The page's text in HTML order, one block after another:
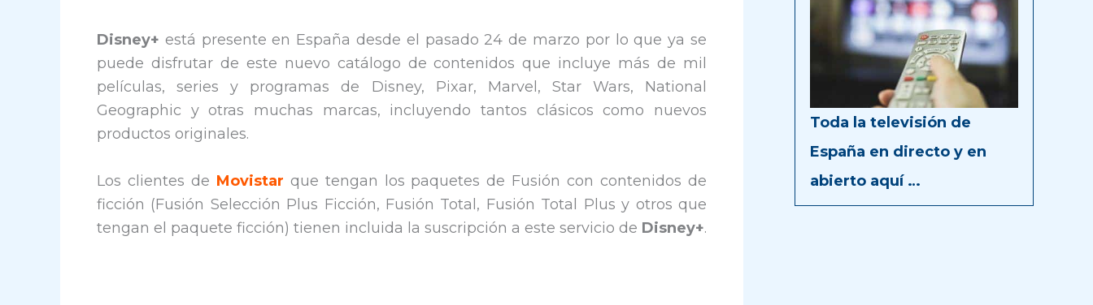
Disney+ está presente en España desde el pasado 24 de marzo por lo que ya se
puede disfrutar de este nuevo catálogo de contenidos que incluye más de mil
películas, series y programas de Disney, Pixar, Marvel, Star Wars, National
Geographic y otras muchas marcas, incluyendo tantos clásicos como nuevos
productos originales.
Los clientes de Movistar que tengan los paquetes de Fusión con contenidos de
ficción (Fusión Selección Plus Ficción, Fusión Total, Fusión Total Plus y otros que
tengan el paquete ficción) tienen incluida la suscripción a este servicio de Disney+.
Toda la televisión de
España en directo y en
abierto aquí …